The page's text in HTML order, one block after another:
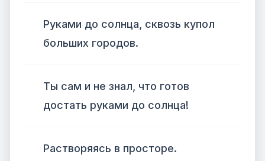
Руками до солнца, сквозь купол
больших городов.
Ты сам и не знал, что готов
достать руками до солнца!
Растворяясь в просторе.